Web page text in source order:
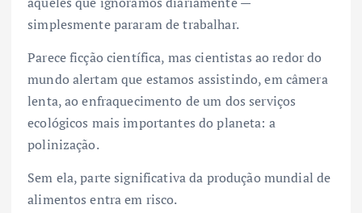
simplesmente pararam de trabalhar.
Parece ficção científica, mas cientistas ao redor do
mundo alertam que estamos assistindo, em câmera
lenta, ao enfraquecimento de um dos serviços
ecológicos mais importantes do planeta: a
polinização.
Sem ela, parte significativa da produção mundial de
alimentos entra em risco.